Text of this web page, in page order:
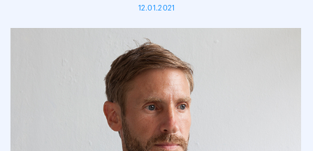
12.01.2021